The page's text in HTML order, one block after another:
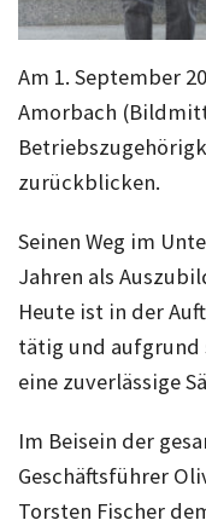
Am 1. September
Amorbach
zurückblicken.
Seinen Weg im
Jahren als
Heute ist in der
tätig und aufgrund
eine zuverlässige
Im Beisein der
Geschäftsführer
Torsten Fischer